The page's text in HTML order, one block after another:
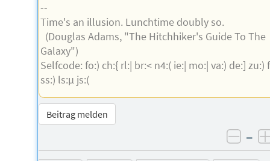
--
Time's an illusion. Lunchtime doubly so.
(Douglas Adams, "The Hitchhiker's Guide To The
Galaxy")
Selfcode: fo:) ch:{ rl:| br:< n4:( ie:| mo:| va:) de:] zu:)
ss:) ls:µ js:(
Beitrag melden
–